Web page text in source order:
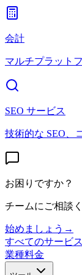
会計
マルチプラット
SEO サービス
技術的な SEO、
お困りですか？
チームにご相談
始めましょう →
すべてのサービ
業種料金